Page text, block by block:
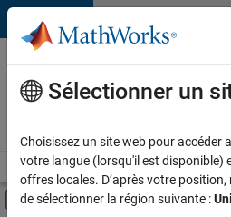
Passer au contenu
Votre
carrière
chez
Accueil Explorer nos opportunités
Activer/désactiver
Contenu principal
Sélectionner un
Choisissez un site web pour accéder
votre langue (lorsqu'il est disponible)
offres locales. D’après votre
de sélectionner la région suivante :